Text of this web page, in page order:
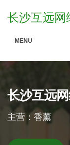
长沙互远网
MENU
长沙互远
主营：香薰